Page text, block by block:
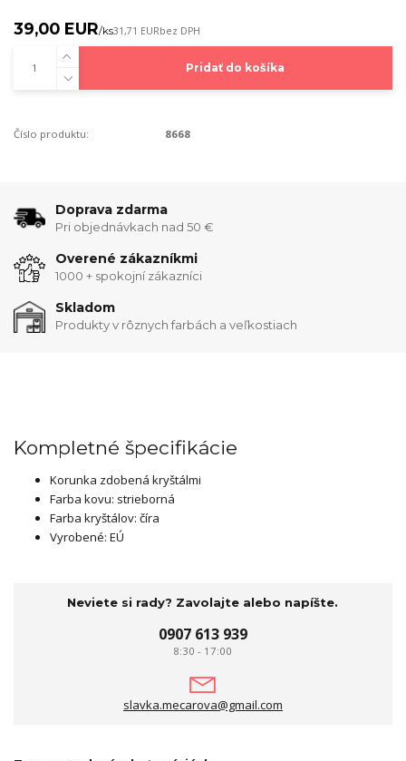
39,00 EUR/ks31,71 EURbez DPH
Pridať do košíka
Číslo produktu: 8668
Doprava zdarma
Pri objednávkach nad 50 €
Overené zákazníkmi
1000 + spokojní zákazníci
Skladom
Produkty v rôznych farbách a veľkostiach
Kompletné špecifikácie
Korunka zdobená kryštálmi
Farba kovu: strieborná
Farba kryštálov: číra
Vyrobené: EÚ
Neviete si rady? Zavolajte alebo napíšte.
0907 613 939
8:30 - 17:00
slavka.mecarova@gmail.com